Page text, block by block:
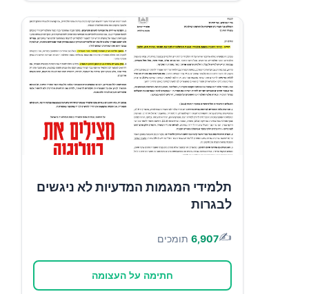
תלמידי המגמות המדעיות לא ניגשים
לבגרות
✍️
6,907 תומכים
חתימה על העצומה